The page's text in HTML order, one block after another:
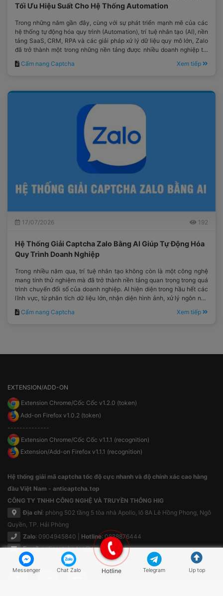
Tối Ưu Hiệu Suất Cho Hệ Thống Automation
Trong những năm gần đây, cùng với sự phát triển mạnh mẽ của các
hệ thống tự động hóa quy trình (Automation), trí tuệ nhân tạo (AI), nền
tảng SaaS, CRM, RPA và các giải pháp xử lý dữ liệu quy mô lớn, Zalo
đã trở thành một trong những nền tảng được nhiều doanh nghiệp tại
Cẩm nang Captcha Xem tiếp
17/07/2026 192
Hệ Thống Giải Captcha Zalo Bằng AI Giúp Tự Động Hóa
Quy Trình Doanh Nghiệp
Trong nhiều năm qua, trí tuệ nhân tạo không còn là một công nghệ
mang tính thử nghiệm mà đã trở thành nền tảng quan trọng trong quá
trình chuyển đổi số của doanh nghiệp. AI hiện diện trong hầu hết các
lĩnh vực, từ phân tích dữ liệu lớn, nhận diện hình ảnh, xử lý ngôn ngữ
tự nhiên cho đến tối ưu hóa quy trình vận hành.
Cẩm nang Captcha Xem tiếp
EXTENSION/ADD-ON
Extension Chrome/Cốc Cốc v1.2.0 (token)
Add-on Firefox v1.0.2 (token)
--------------
Extension Chrome/Cốc Cốc v1.1.1 (recognition)
Extension/Add-on Firefox v1.1.1 (recognition)
Hệ thống giải mã captcha tốc độ cực nhanh và độ chính xác cao hàng
đầu Việt Nam - anticaptcha.top
CÔNG TY TNHH CÔNG NGHỆ VÀ TRUYỀN THÔNG HIG
Địa chỉ: phòng 502 tầng 5 tòa nhà Apollo, lô 8A Lê Hồng Phong, Ngô
Quyền, TP. Hải Phòng
Zalo: 0904945840 | Hotline: 0888876444
Email:anticaptcha.top@gmail.com
Messenger Chat Zalo Hotline Telegram Up top